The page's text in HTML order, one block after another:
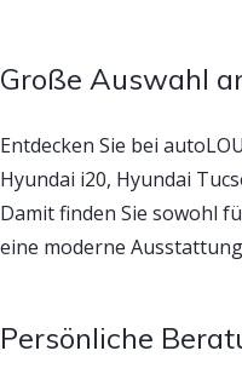
Große Auswahl
Entdecken Sie bei
Hyundai i20, Hyundai
Damit finden Sie sowohl
eine moderne
Persönliche